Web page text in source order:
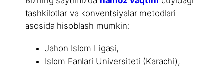
tashkilotlar va konventsiyalar metodlari
asosida hisoblash mumkin:
Jahon Islom Ligasi,
Islom Fanlari Universiteti (Karachi),